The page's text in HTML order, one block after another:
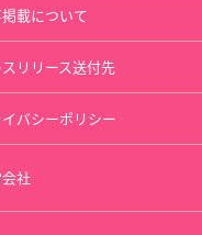
載について
リリース送付先
バシーポリシー
社